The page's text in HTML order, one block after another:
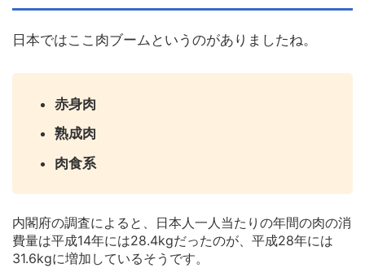
日本ではここ肉ブームというのがありましたね。
赤身肉
熟成肉
肉食系
内閣府の調査によると、日本人一人当たりの年間の肉の消
費量は平成14年には28.4kgだったのが、平成28年には
31.6kgに増加しているそうです。